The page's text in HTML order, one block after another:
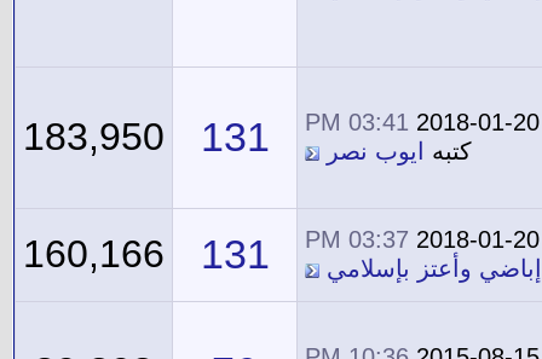
2018-01-20
03:41 PM
كتبه
ايوب نصر 131
183,950
2018-01-20
03:37 PM
إباضي وأعتز بإسلامي
131
160,166